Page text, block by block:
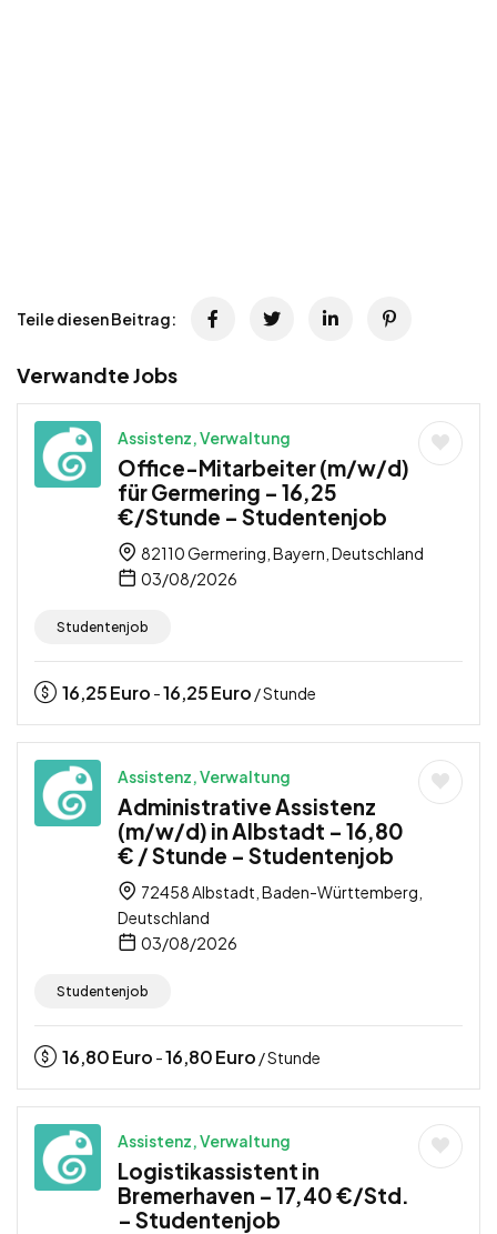
Teile diesen Beitrag:
Verwandte Jobs
Assistenz, Verwaltung
Office-Mitarbeiter (m/w/d)
für Germering – 16,25
€/Stunde – Studentenjob
82110 Germering, Bayern, Deutschland
03/08/2026
Studentenjob
16,25Euro -16,25Euro / Stunde
Assistenz, Verwaltung
Administrative Assistenz
(m/w/d) in Albstadt – 16,80
€ / Stunde – Studentenjob
72458 Albstadt, Baden-Württemberg,
Deutschland
03/08/2026
Studentenjob
16,80Euro -16,80Euro / Stunde
Assistenz, Verwaltung
Logistikassistent in
Bremerhaven – 17,40 €/Std.
– Studentenjob